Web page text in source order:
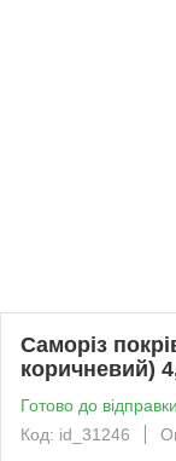
Саморіз
коричневий)
Готово до відправки
Код: id_31246